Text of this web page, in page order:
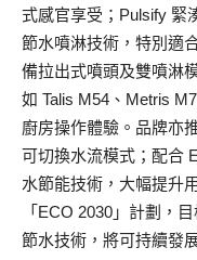
式感官享受；Pulsify 緊
節水噴淋技術，特別適
備拉出式噴頭及雙噴淋
如 Talis M54、Metris
廚房操作體驗。品牌亦
可切換水流模式；配合
水節能技術，大幅提升
「ECO 2030」計劃，
節水技術，將可持續發